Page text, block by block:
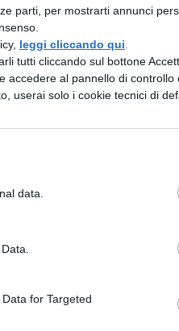
parti, per mostrarti annunci
leggi cliccando qui
tutti cliccando sul bottone
accedere al pannello di controllo
userai solo i cookie tecnici di
data.
for Targeted
conoscenza?
di essere valutati per
ma in
conosciuto in base a
gli altri come
Esterni:
esterni